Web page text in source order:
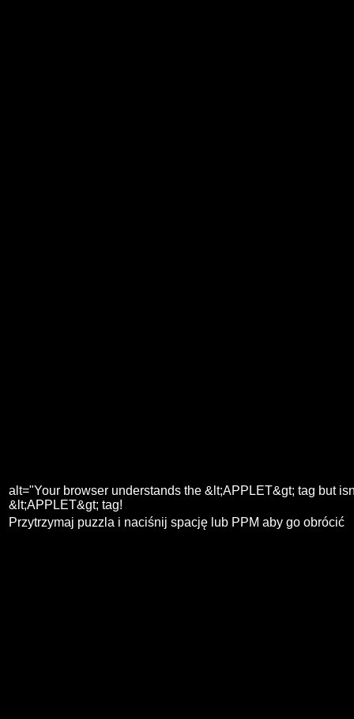
alt="Your browser understands the &lt;APPLET&gt; tag but
&lt;APPLET&gt; tag!
Przytrzymaj puzzla i naciśnij spację lub PPM aby go obrócić